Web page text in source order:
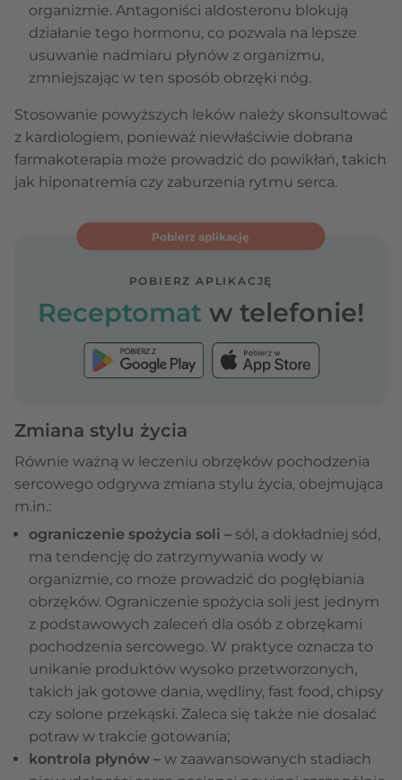
organizmie. Antagoniści aldosteronu blokują
działanie tego hormonu, co pozwala na lepsze
usuwanie nadmiaru płynów z organizmu,
zmniejszając w ten sposób obrzęki nóg.
Stosowanie powyższych leków należy skonsultować
z kardiologiem, ponieważ niewłaściwie dobrana
farmakoterapia może prowadzić do powikłań, takich
jak hiponatremia czy zaburzenia rytmu serca.
Pobierz aplikację
POBIERZ APLIKACJĘ
Receptomat w telefonie!
Zmiana stylu życia
Równie ważną w leczeniu obrzęków pochodzenia
sercowego odgrywa zmiana stylu życia, obejmująca
m.in.:
ograniczenie spożycia soli – sól, a dokładniej sód,
ma tendencję do zatrzymywania wody w
organizmie, co może prowadzić do pogłębiania
obrzęków. Ograniczenie spożycia soli jest jednym
z podstawowych zaleceń dla osób z obrzękami
pochodzenia sercowego. W praktyce oznacza to
unikanie produktów wysoko przetworzonych,
takich jak gotowe dania, wędliny, fast food, chipsy
czy solone przekąski. Zaleca się także nie dosalać
potraw w trakcie gotowania;
kontrola płynów – w zaawansowanych stadiach